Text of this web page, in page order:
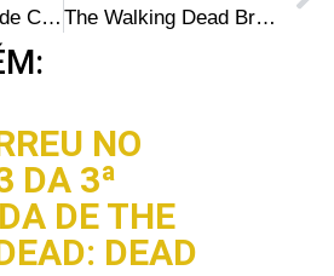
Antiga entrevista de Cerina Vincent, a Kelly da nova websérie de The Walking Dead – “Cold Storage” The Walking Dead Brasil Entrevista – IronE Singleton (T-Dog)
NO
DA 3ª
DE THE
DEAD